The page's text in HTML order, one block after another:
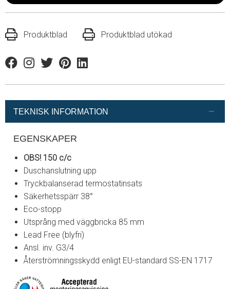
Produktblad Produktblad utökad
FacebookInstagram
TwitterPinterestLinkedin
TEKNISK INFORMATION
EGENSKAPER
OBS! 150 c/c
Duschanslutning upp
Tryckbalanserad termostatinsats
Säkerhetsspärr 38°
Eco-stopp
Utsprång med väggbricka 85 mm
Lead Free (blyfri)
Ansl. inv. G3/4
Återströmningsskydd enligt EU-standard SS-EN 1717